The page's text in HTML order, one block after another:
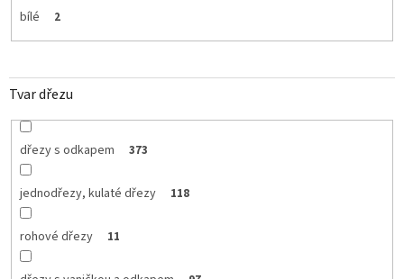
bílé 2
Tvar dřezu
dřezy s odkapem 373
jednodřezy, kulaté dřezy 118
rohové dřezy 11